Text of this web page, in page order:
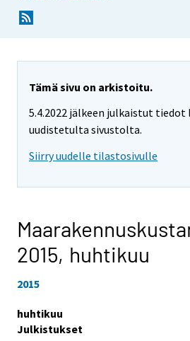
Tämä sivu on arkistoitu.
5.4.2022 jälkeen julkaistut tiedot
uudistetulta sivustolta.
Siirry uudelle tilastosivulle
2015, huhtikuu
2015
huhtikuu
Julkistukset